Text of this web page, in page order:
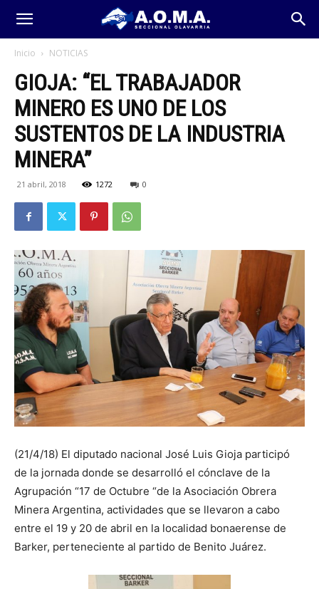
Inicio NOTICIAS
GIOJA: “EL TRABAJADOR
MINERO ES UNO DE LOS
SUSTENTOS DE LA INDUSTRIA
MINERA”
21 abril, 2018 1272 0
(21/4/18) El diputado nacional José Luis Gioja participó
de la jornada donde se desarrolló el cónclave de la
Agrupación “17 de Octubre “de la Asociación Obrera
Minera Argentina, actividades que se llevaron a cabo
entre el 19 y 20 de abril en la localidad bonaerense de
Barker, perteneciente al partido de Benito Juárez.